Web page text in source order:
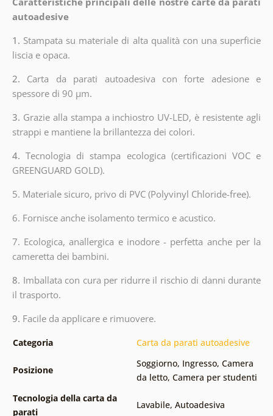
autoadesive
1. Stampata su materiale di alta qualità con una superficie
liscia e opaca.
2. Carta da parati autoadesiva con forte adesione e
spessore di 90 µm.
3. Grazie alla stampa a inchiostro UV-LED, è resistente agli
strappi e mantiene la brillantezza dei colori.
4.Tecnologia di stampa ecologica (certificazioni VOC e
GREENGUARD GOLD).
5. Materiale sicuro, privo di PVC (Polyvinyl Chloride-free).
6. Fornisce anche isolamento termico e acustico.
7. Ecologica, anallergica e inodore - perfetta anche per la
cameretta dei bambini.
8. Imballata con cura per ridurre il rischio di danni durante
il trasporto.
9. Facile da applicare e rimuovere.
Categoria Carta da parati autoadesive
Posizione
Soggiorno, Ingresso, Camera
da letto, Camera per studenti
Tecnologia della carta da
parati
Lavabile, Autoadesiva